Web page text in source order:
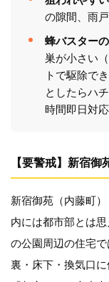
の隙間、雨
蜂バスター
巣が小さい
トで駆除で
としたらハ
時間即日対応
【要警戒】新宿
新宿御苑（内藤町
内には都市部とは
の公園周辺の住宅
裏・床下・換気口に